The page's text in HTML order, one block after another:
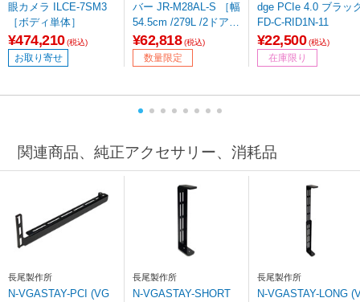
眼カメラ ILCE-7SM3
［ボディ単体］
¥474,210 (税込)
お取り寄せ
バー JR-M28AL-S ［幅
54.5cm /279L /2ドア /
左開きタイプ /2025
年］ 【基本設置料金セ
ット】
¥62,818 (税込)
数量限定
dge PCIe 4.0 ブラッ
FD-C-RID1N-11
¥22,500 (税込)
在庫限り
関連商品、純正アクセサリー、消耗品
長尾製作所
N-VGASTAY-PCI (VG
長尾製作所
N-VGASTAY-SHORT
長尾製作所
N-VGASTAY-LONG